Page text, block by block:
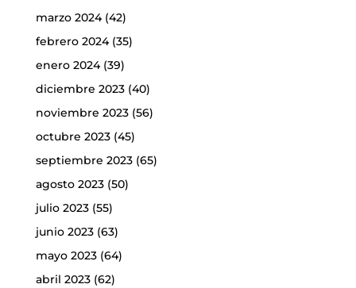
marzo 2024(42)
febrero 2024(35)
enero 2024(39)
diciembre 2023(40)
noviembre 2023(56)
octubre 2023(45)
septiembre 2023(65)
agosto 2023(50)
julio 2023(55)
junio 2023(63)
mayo 2023(64)
abril 2023(62)